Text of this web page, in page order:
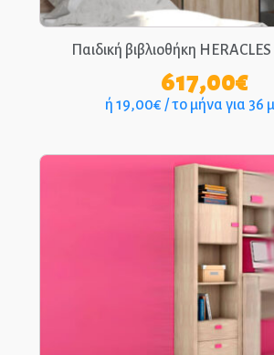
Παιδική βιβλιοθήκη
617,00€
ή 19,00€ / το μήνα για 36